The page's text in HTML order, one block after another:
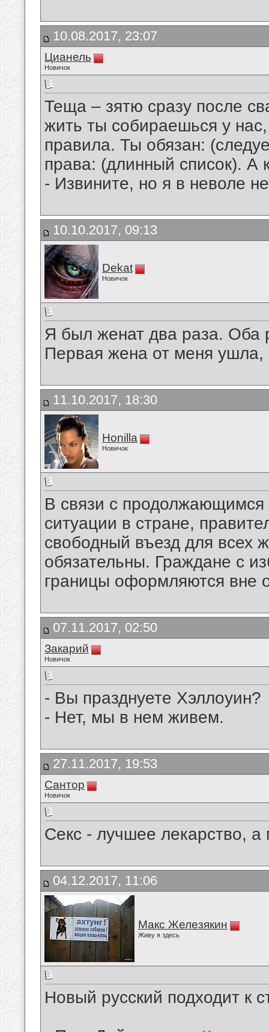
10.08.2017, 23:07
Цианель
Новичок
Теща – зятю сразу после
жить ты собираешься у
правила. Ты обязан:
права: (длинный список). А
- Извините, но я в неволе
10.10.2017, 09:13
Dekat
Новичок
Я был женат два раза. Оба
Первая жена от меня ушла,
11.10.2017, 18:30
Honilla
Новичок
В связи с продолжающимся
ситуации в стране,
свободный въезд для всех
обязательны. Граждане с
границы оформляются вне
07.11.2017, 02:50
Закарий
Новичок
- Вы празднуете Хэллоуин?
- Нет, мы в нем живем.
27.11.2017, 19:53
Сантор
Новичок
Секс - лучшее лекарство, а
04.12.2017, 11:06
Макс Железякин
Живу я здесь
Новый русский подходит к